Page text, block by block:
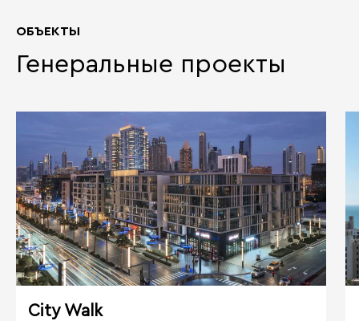
ОБЪЕКТЫ
Генеральные проекты
City Walk